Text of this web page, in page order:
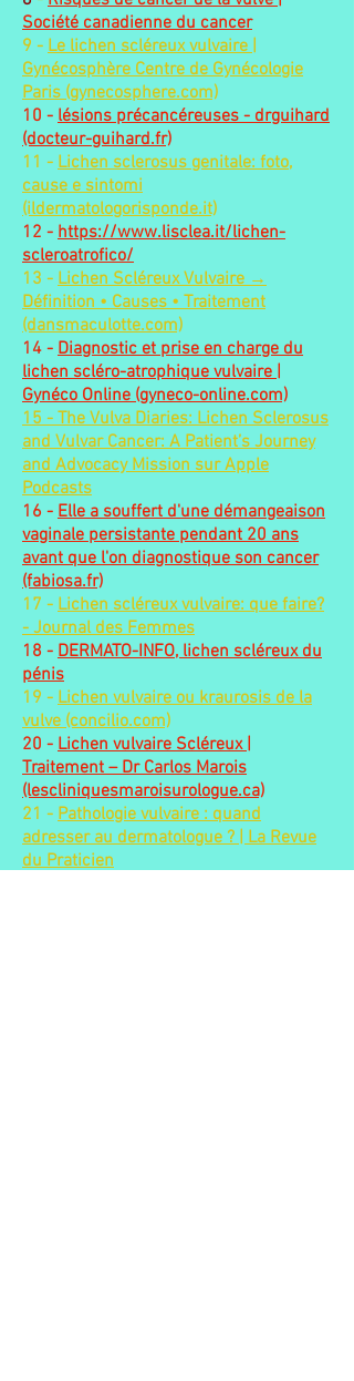
Société canadienne du cancer
9 - Le lichen scléreux vulvaire |
Gynécosphère Centre de Gynécologie
Paris (gynecosphere.com)
10 - lésions précancéreuses - drguihard
(docteur-guihard.fr)
11 - Lichen sclerosus genitale: foto,
cause e sintomi
(ildermatologorisponde.it)
12 - https://www.lisclea.it/lichen-
scleroatrofico/
13 - Lichen Scléreux Vulvaire →
Définition • Causes • Traitement
(dansmaculotte.com)
14 - Diagnostic et prise en charge du
lichen scléro-atrophique vulvaire |
Gynéco Online (gyneco-online.com)
15 -The Vulva Diaries: Lichen Sclerosus
and Vulvar Cancer: A Patient’s Journey
and Advocacy Mission sur Apple
Podcasts
16 - Elle a souffert d'une démangeaison
vaginale persistante pendant 20 ans
avant que l'on diagnostique son cancer
(fabiosa.fr)
17 - Lichen scléreux vulvaire: que faire?
- Journal des Femmes
18 - DERMATO-INFO, lichen scléreux du
pénis
19 - Lichen vulvaire ou kraurosis de la
vulve (concilio.com)
20 - Lichen vulvaire Scléreux |
Traitement – Dr Carlos Marois
(lescliniquesmaroisurologue.ca)
21 - Pathologie vulvaire : quand
adresser au dermatologue ? | La Revue
du Praticien